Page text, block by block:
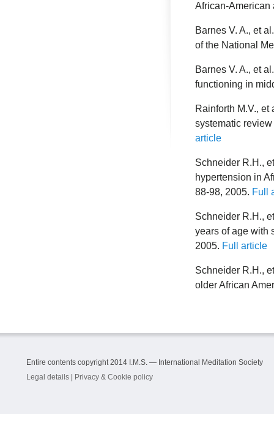
African-American
Barnes V. A., et
of the National
Barnes V. A., et
functioning in
Rainforth M.V.,
systematic
article
Schneider R.H.,
hypertension in
88-98, 2005. Full
Schneider R.H.,
years of age with
2005. Full article
Schneider R.H.,
older African
Entire contents copyright 2014 I.M.S. — International Meditation Society
Legal details
Privacy & Cookie policy